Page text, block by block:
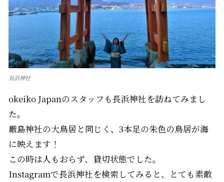
長浜神社
okeiko Japanのスタッフも長浜神社を訪ねてみまし
た。
厳島神社の大鳥居と同じく、3本足の朱色の鳥居が海
に映えます！
この時は人もおらず、貸切状態でした。
Instagramで長浜神社を検索してみると、とても素敵